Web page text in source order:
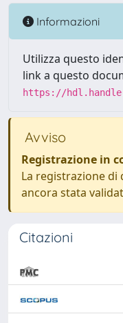
Informazioni
Utilizza questo
link a questo
https://
Avviso
Registrazione in
La registrazione
ancora stata
Citazioni